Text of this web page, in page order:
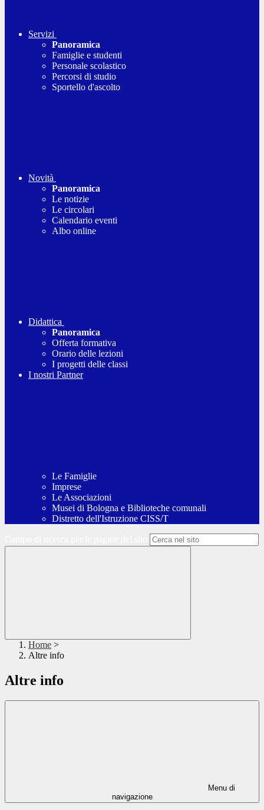
Servizi
Panoramica
Famiglie e studenti
Personale scolastico
Percorsi di studio
Sportello d'ascolto
Novità
Panoramica
Le notizie
Le circolari
Calendario eventi
Albo online
Didattica
Panoramica
Offerta formativa
Orario delle lezioni
I progetti delle classi
I nostri Partner
Le Famiglie
Imprese
Le Associazioni
Musei di Bologna e Biblioteche comunali
Distretto dell'Istruzione CISS/T
Home >
Altre info
Altre info
Menu di
navigazione